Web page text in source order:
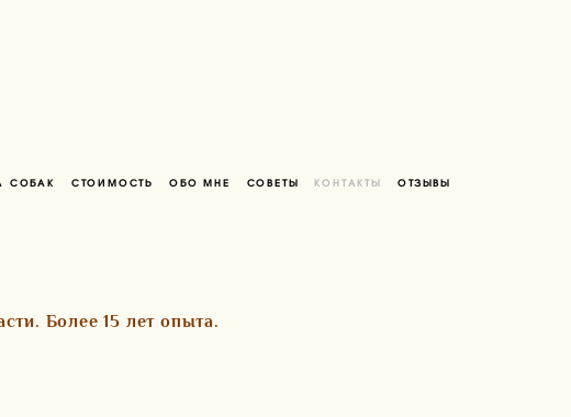
СОБАК СТОИМОСТЬ ОБО МНЕ СОВЕТЫ КОНТАКТЫ ОТЗЫВЫ
Более 15 лет опыта.